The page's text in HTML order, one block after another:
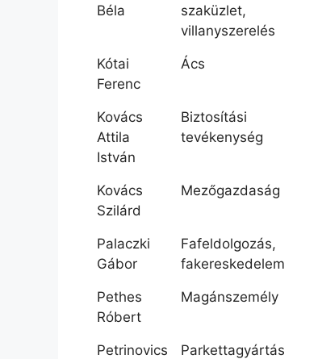
Béla
szaküzlet,
villanyszerelés
Kótai
Ferenc
Ács
Kovács
Attila
István
Biztosítási
tevékenység
Kovács
Szilárd
Mezőgazdaság
Palaczki
Gábor
Fafeldolgozás,
fakereskedelem
Pethes
Róbert
Magánszemély
Petrinovics
Parkettagyártás